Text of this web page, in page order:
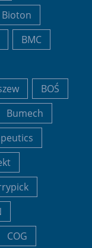
Bioton
BMC
BOŚ
Bumech
COG